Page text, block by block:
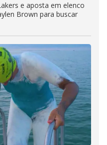
e aposta em elenco
Brown para buscar